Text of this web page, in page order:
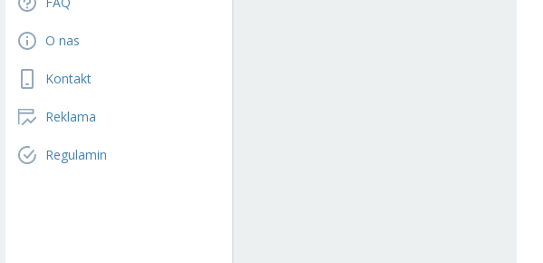
O nas
Kontakt
Reklama
Regulamin